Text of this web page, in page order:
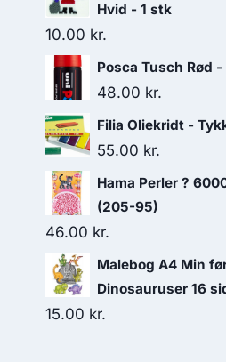
Hvid - 1 stk
10.00 kr.
Posca Tusch Rød
48.00 kr.
Filia Oliekridt -
55.00 kr.
Hama Perler ?
(205-95)
46.00 kr.
Malebog A4 Min
Dinosauruser 16
15.00 kr.